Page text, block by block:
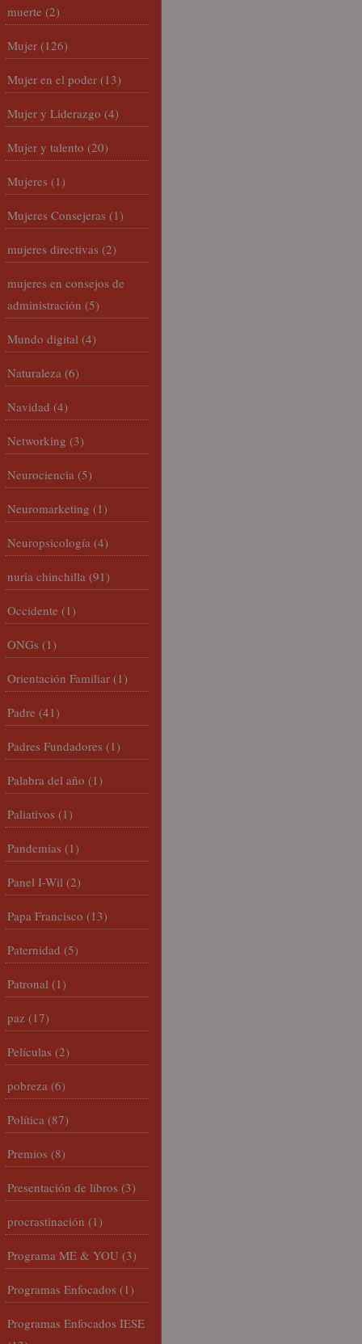
muerte (2)
Mujer (126)
Mujer en el poder (13)
Mujer y Liderazgo (4)
Mujer y talento (20)
Mujeres (1)
Mujeres Consejeras (1)
mujeres directivas (2)
mujeres en consejos de
administración (5)
Mundo digital (4)
Naturaleza (6)
Navidad (4)
Networking (3)
Neurociencia (5)
Neuromarketing (1)
Neuropsicología (4)
nuria chinchilla (91)
Occidente (1)
ONGs (1)
Orientación Familiar (1)
Padre (41)
Padres Fundadores (1)
Palabra del año (1)
Paliativos (1)
Pandemias (1)
Panel I-Wil (2)
Papa Francisco (13)
Paternidad (5)
Patronal (1)
paz (17)
Películas (2)
pobreza (6)
Política (87)
Premios (8)
Presentación de libros (3)
procrastinación (1)
Programa ME & YOU (3)
Programas Enfocados (1)
Programas Enfocados IESE